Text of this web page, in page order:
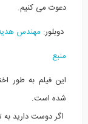
دعوت می کنیم.
دوبلور: مهندس
منبع
این فیلم به طور
شده است.
اگر دوست دارید به تیم